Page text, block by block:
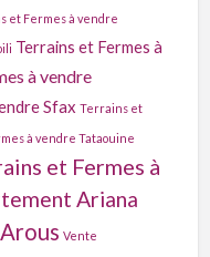
et Fermes à vendre
Terrains et Fermes à
à vendre
Sfax Terrains et
à vendre Tataouine
et Fermes à
Ariana
Vente